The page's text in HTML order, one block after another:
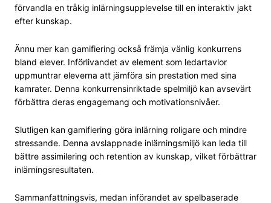
förvandla en tråkig inlärningsupplevelse till en interaktiv jakt
efter kunskap.
Ännu mer kan gamifiering också främja vänlig konkurrens
bland elever. Införlivandet av element som ledartavlor
uppmuntrar eleverna att jämföra sin prestation med sina
kamrater. Denna konkurrensinriktade spelmiljö kan avsevärt
förbättra deras engagemang och motivationsnivåer.
Slutligen kan gamifiering göra inlärning roligare och mindre
stressande. Denna avslappnade inlärningsmiljö kan leda till
bättre assimilering och retention av kunskap, vilket förbättrar
inlärningsresultaten.
Sammanfattningsvis, medan införandet av spelbaserade